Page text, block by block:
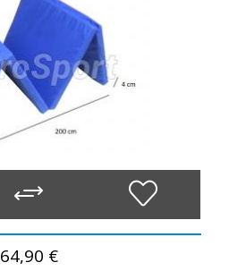
64,90 €